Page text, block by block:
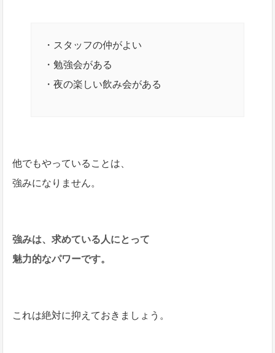
・スタッフの仲がよい
・勉強会がある
・夜の楽しい飲み会がある
他でもやっていることは、
強みになりません。
強みは、求めている人にとって
魅力的なパワーです。
これは絶対に抑えておきましょう。